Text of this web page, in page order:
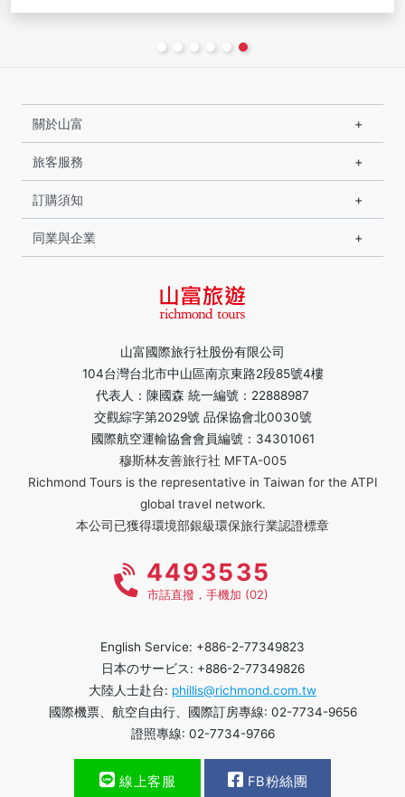
山富國際旅行社股份有限公司
104台灣台北市中山區南京東路2段85號4樓
代表人：陳國森 統一編號：22888987
交觀綜字第2029號 品保協會北0030號
國際航空運輸協會會員編號：34301061
穆斯林友善旅行社 MFTA-005
Richmond Tours is the representative in Taiwan for the ATPI
global travel network.
本公司已獲得環境部銀級環保旅行業認證標章
關於山富
旅客服務
訂購須知
同業與企業
4493535
市話直撥，手機加 (02)
English Service: +886-2-77349823
日本のサービス: +886-2-77349826
大陸人士赴台: phillis@richmond.com.tw
國際機票、航空自由行、國際訂房專線: 02-7734-9656
證照專線: 02-7734-9766
線上客服 FB粉絲團